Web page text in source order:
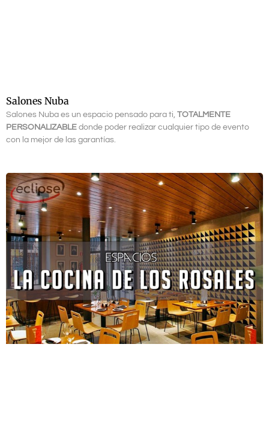
Salones Nuba
Salones Nuba es un espacio pensado para ti, TOTALMENTE
PERSONALIZABLE donde poder realizar cualquier tipo de evento
con la mejor de las garantías.